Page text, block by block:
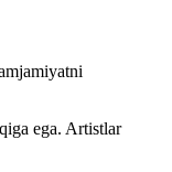
ega. Artistlar